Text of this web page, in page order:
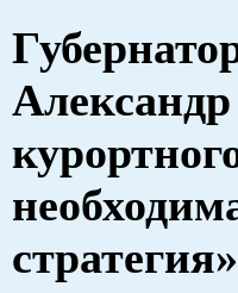
стратегия»